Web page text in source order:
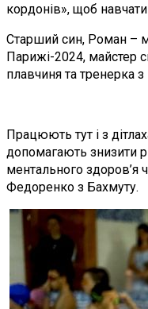
кордонів», щоб
Старший син, Роман –
Парижі-2024, майстер
плавчиня та тренерка
Працюють тут і з
допомагають знизити
ментального здоров’я
Федоренко з Бахмуту.